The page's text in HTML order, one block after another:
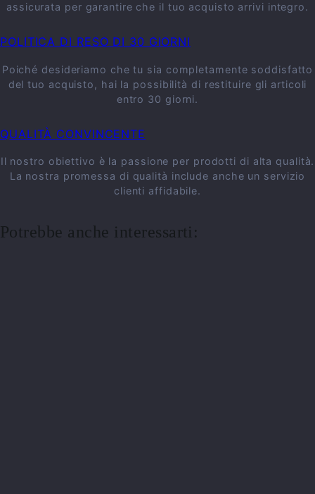
assicurata per garantire che il tuo acquisto arrivi integro.
POLITICA DI RESO DI 30 GIORNI
Poiché desideriamo che tu sia completamente soddisfatto
del tuo acquisto, hai la possibilità di restituire gli articoli
entro 30 giorni.
QUALITÀ CONVINCENTE
Il nostro obiettivo è la passione per prodotti di alta qualità.
La nostra promessa di qualità include anche un servizio
clienti affidabile.
Potrebbe anche interessarti: